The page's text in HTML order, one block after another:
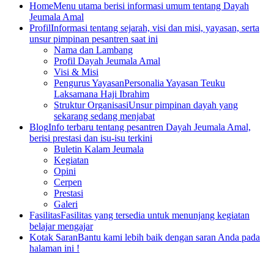
HomeMenu utama berisi informasi umum tentang Dayah
Jeumala Amal
ProfilInformasi tentang sejarah, visi dan misi, yayasan, serta
unsur pimpinan pesantren saat ini
Nama dan Lambang
Profil Dayah Jeumala Amal
Visi & Misi
Pengurus YayasanPersonalia Yayasan Teuku
Laksamana Haji Ibrahim
Struktur OrganisasiUnsur pimpinan dayah yang
sekarang sedang menjabat
BlogInfo terbaru tentang pesantren Dayah Jeumala Amal,
berisi prestasi dan isu-isu terkini
Buletin Kalam Jeumala
Kegiatan
Opini
Cerpen
Prestasi
Galeri
FasilitasFasilitas yang tersedia untuk menunjang kegiatan
belajar mengajar
Kotak SaranBantu kami lebih baik dengan saran Anda pada
halaman ini !